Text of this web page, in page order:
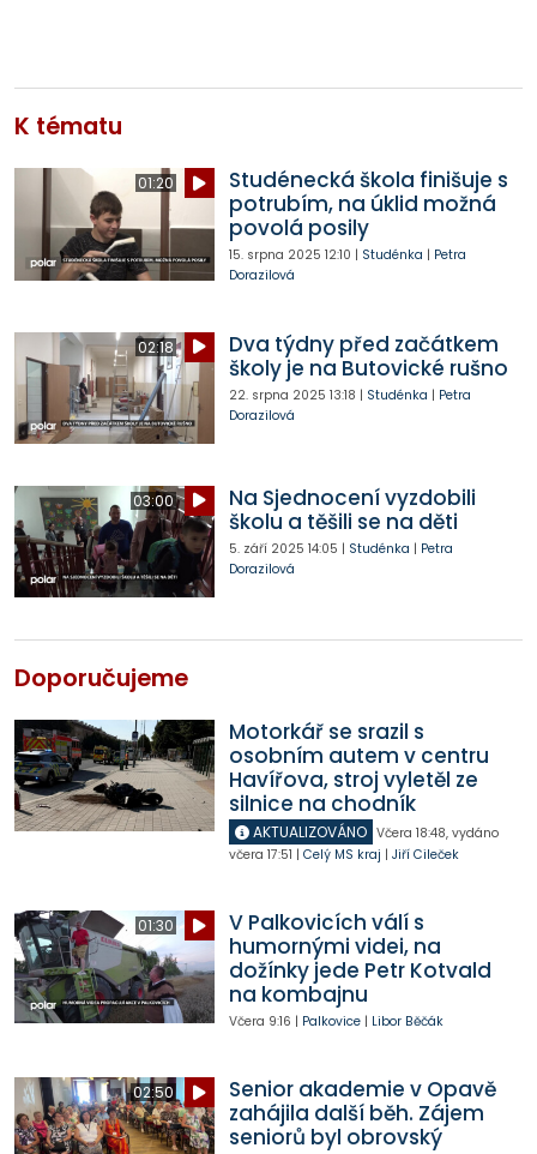
K tématu
01:20
Studénecká škola finišuje s
potrubím, na úklid možná
povolá posily
15. srpna 2025 12:10 | Studénka | Petra
Dorazilová
02:18
Dva týdny před začátkem
školy je na Butovické rušno
22. srpna 2025 13:18 | Studénka | Petra
Dorazilová
03:00
Na Sjednocení vyzdobili
školu a těšili se na děti
5. září 2025 14:05 | Studénka | Petra
Dorazilová
Doporučujeme
Motorkář se srazil s
osobním autem v centru
Havířova, stroj vyletěl ze
silnice na chodník
AKTUALIZOVÁNO Včera 18:48, vydáno
včera 17:51 | Celý MS kraj | Jiří Cileček
01:30
V Palkovicích válí s
humornými videi, na
dožínky jede Petr Kotvald
na kombajnu
Včera 9:16 | Palkovice| Libor Běčák
02:50
Senior akademie v Opavě
zahájila další běh. Zájem
seniorů byl obrovský